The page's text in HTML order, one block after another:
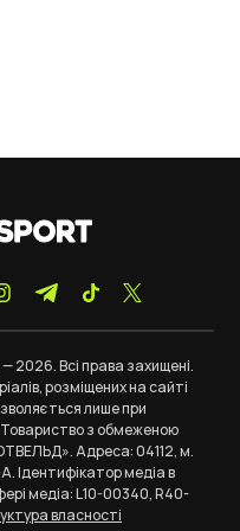
2026. Всі права захищені.
розміщених на сайті
лише при
з обмеженою
Адреса: 04112, м.
Ідентифікатор медіа в
медіа: L10-00340, R40-
власності